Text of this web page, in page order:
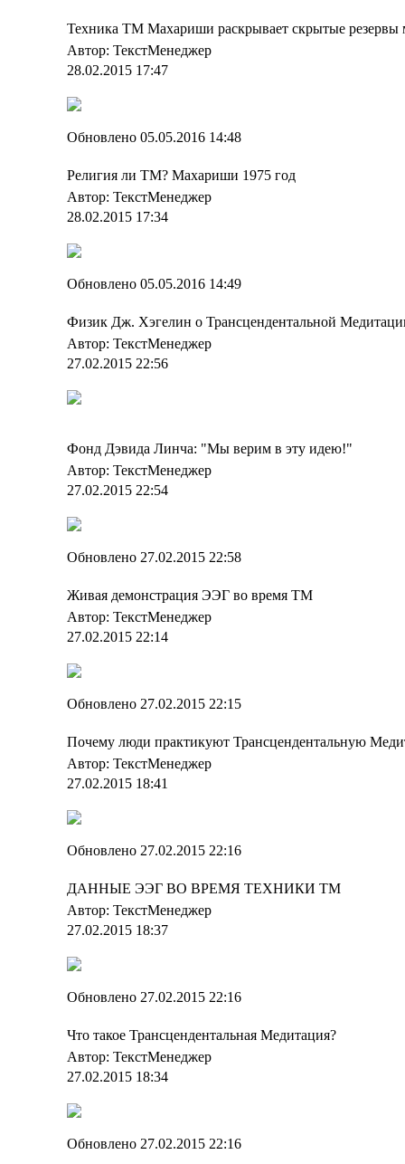
Техника ТМ Махариши раскрывает скрытые резервы
Автор: ТекстМенеджер
28.02.2015 17:47
Обновлено 05.05.2016 14:48
Религия ли ТМ? Махариши 1975 год
Автор: ТекстМенеджер
28.02.2015 17:34
Обновлено 05.05.2016 14:49
Физик Дж. Хэгелин о Трансцендентальной
Автор: ТекстМенеджер
27.02.2015 22:56
Фонд Дэвида Линча: "Мы верим в эту идею!"
Автор: ТекстМенеджер
27.02.2015 22:54
Обновлено 27.02.2015 22:58
Живая демонстрация ЭЭГ во время ТМ
Автор: ТекстМенеджер
27.02.2015 22:14
Обновлено 27.02.2015 22:15
Почему люди практикуют Трансцендентальную
Автор: ТекстМенеджер
27.02.2015 18:41
Обновлено 27.02.2015 22:16
ДАННЫЕ ЭЭГ ВО ВРЕМЯ ТЕХНИКИ ТМ
Автор: ТекстМенеджер
27.02.2015 18:37
Обновлено 27.02.2015 22:16
Что такое Трансцендентальная Медитация?
Автор: ТекстМенеджер
27.02.2015 18:34
Обновлено 27.02.2015 22:16